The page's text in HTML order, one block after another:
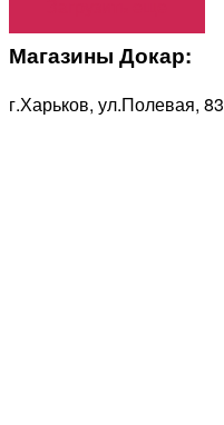
Магазины Докар:
г.Харьков, ул.Полевая, 83